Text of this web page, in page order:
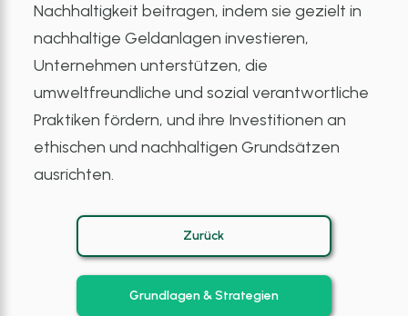
Nachhaltigkeit beitragen, indem sie gezielt in
nachhaltige Geldanlagen investieren,
Unternehmen unterstützen, die
umweltfreundliche und sozial verantwortliche
Praktiken fördern, und ihre Investitionen an
ethischen und nachhaltigen Grundsätzen
ausrichten.
Zurück
Grundlagen & Strategien